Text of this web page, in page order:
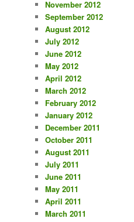
November 2012
September 2012
August 2012
July 2012
June 2012
May 2012
April 2012
March 2012
February 2012
January 2012
December 2011
October 2011
August 2011
July 2011
June 2011
May 2011
April 2011
March 2011